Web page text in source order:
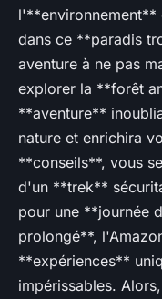
l'**environnement**
dans ce **paradis
aventure à ne pas
explorer la **forêt
**aventure**
nature et enrichira
**conseils**, vous
d'un **trek**
pour une **journée
prolongé**,
**expériences**
impérissables.